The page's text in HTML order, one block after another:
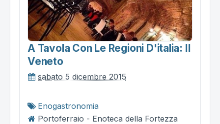
A Tavola Con Le Regioni D'italia: Il
Veneto
sabato 5 dicembre 2015
Enogastronomia
Portoferraio - Enoteca della Fortezza